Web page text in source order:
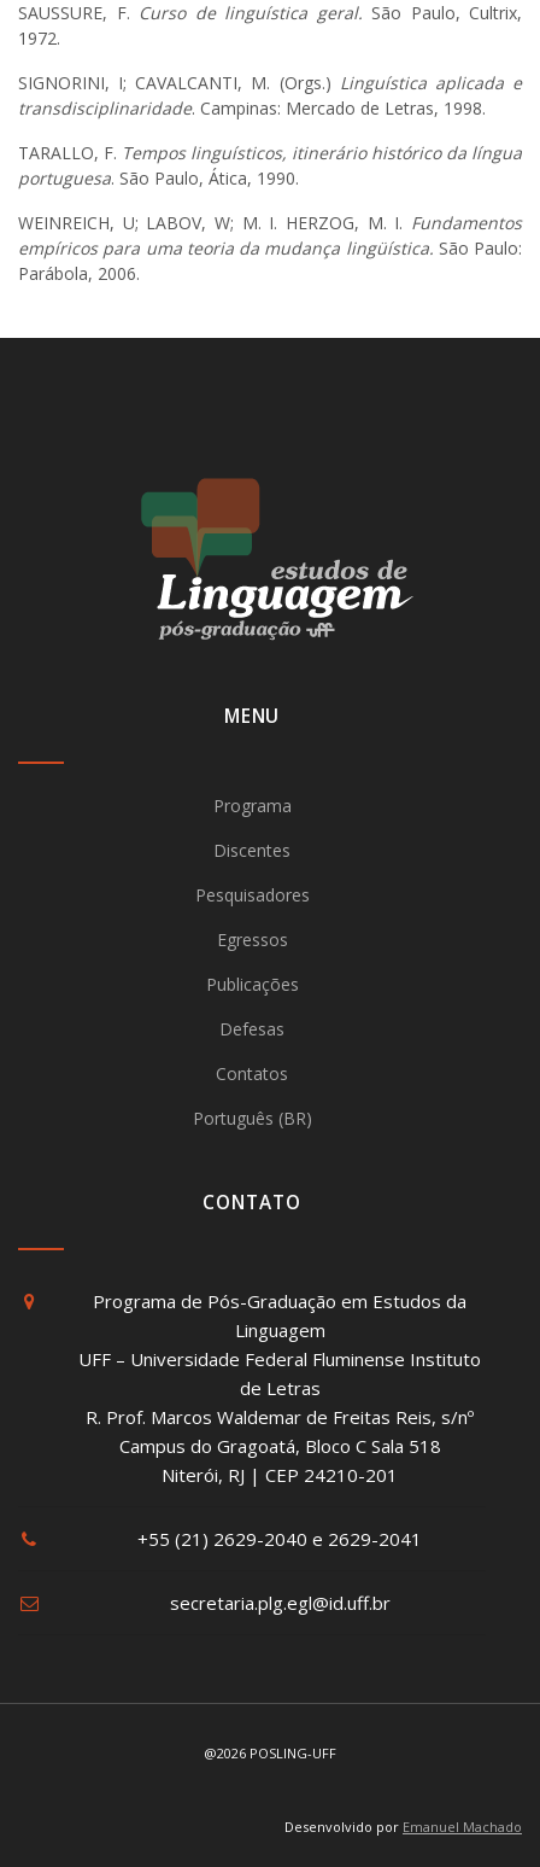
SAUSSURE, F. Curso de linguística geral. São Paulo, Cultrix,
1972.
SIGNORINI, I; CAVALCANTI, M. (Orgs.) Linguística aplicada e
transdisciplinaridade. Campinas: Mercado de Letras, 1998.
TARALLO, F. Tempos linguísticos, itinerário histórico da língua
portuguesa. São Paulo, Ática, 1990.
WEINREICH, U; LABOV, W; M. I. HERZOG, M. I. Fundamentos
empíricos para uma teoria da mudança lingüística. São Paulo:
Parábola, 2006.
MENU
Programa
Discentes
Pesquisadores
Egressos
Publicações
Defesas
Contatos
Português (BR)
CONTATO
Programa de Pós-Graduação em Estudos da
Linguagem
UFF – Universidade Federal Fluminense Instituto
de Letras
R. Prof. Marcos Waldemar de Freitas Reis, s/nº
Campus do Gragoatá, Bloco C Sala 518
Niterói, RJ | CEP 24210-201
+55 (21) 2629-2040 e 2629-2041
secretaria.plg.egl@id.uff.br
@2026 POSLING-UFF
Desenvolvido por Emanuel Machado